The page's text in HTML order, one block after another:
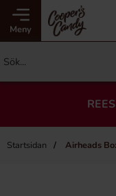
Meny
Startsidan Airheads